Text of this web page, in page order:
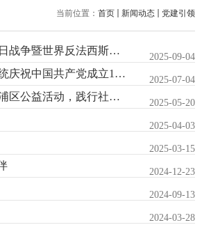
当前位置： 首页 新闻动态 党建引领
观看纪念中国人民抗日战争暨世界反法西斯战争胜利80周年阅兵活动...
2025-09-04
上海震旦教育党委系统庆祝中国共产党成立104周年暨“两优一先”...
2025-07-04
震旦教育积极参与黄浦区公益活动，践行社会责任
2025-05-20
2025-04-03
2025-03-15
2024-12-23
2024-09-13
2024-03-28